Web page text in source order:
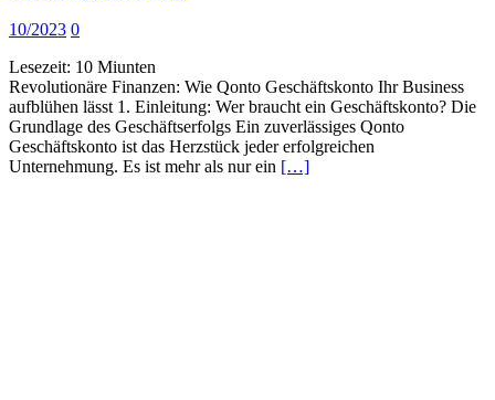
10/2023 0
Lesezeit: 10 Miunten
Revolutionäre Finanzen: Wie Qonto Geschäftskonto Ihr Business
aufblühen lässt 1. Einleitung: Wer braucht ein Geschäftskonto? Die
Grundlage des Geschäftserfolgs Ein zuverlässiges Qonto
Geschäftskonto ist das Herzstück jeder erfolgreichen
Unternehmung. Es ist mehr als nur ein […]